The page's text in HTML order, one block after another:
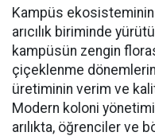
Kampüs ekosisteminin
arıcılık biriminde
kampüsün zengin
çiçeklenme
üretiminin verim ve
Modern koloni
arılıkta, öğrenciler ve